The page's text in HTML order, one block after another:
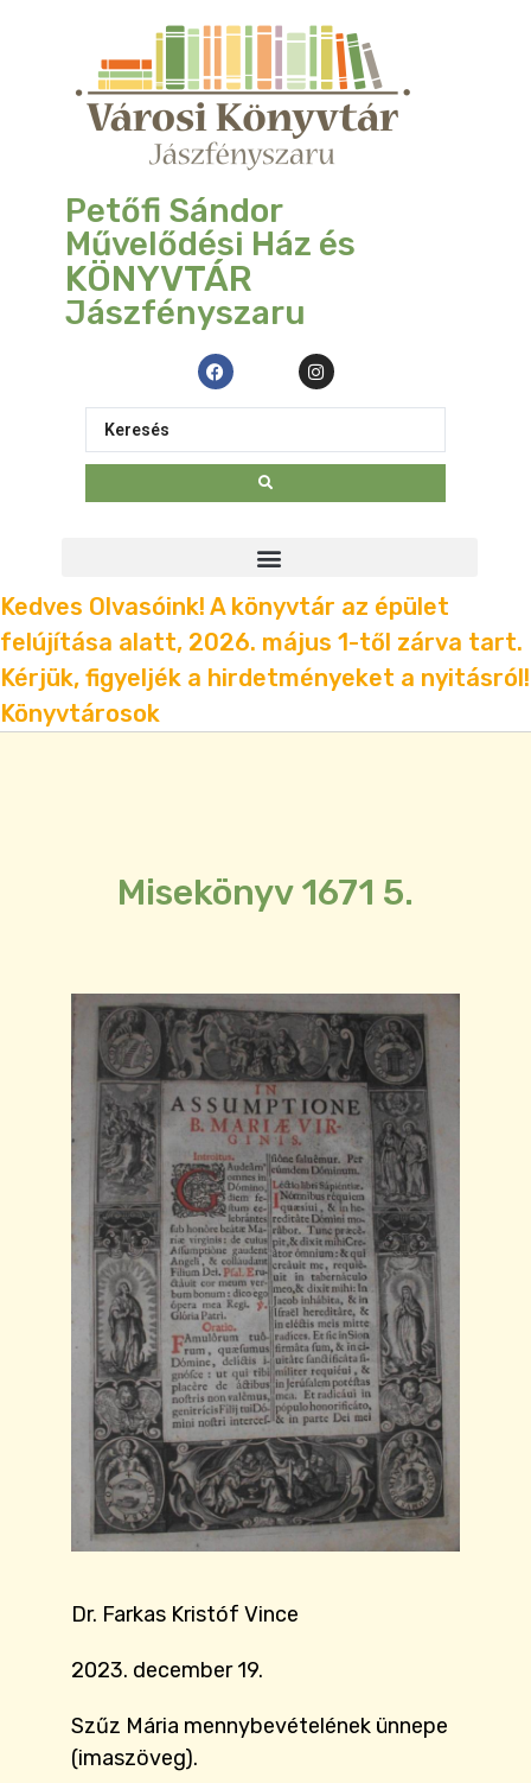
Petőfi Sándor
Művelődési Ház és
KÖNYVTÁR
Jászfényszaru
Kedves Olvasóink! A könyvtár az épület
felújítása alatt, 2026. május 1-től zárva tart.
Kérjük, figyeljék a hirdetményeket a nyitásról!
Könyvtárosok
Misekönyv 1671 5.
Dr. Farkas Kristóf Vince
2023. december 19.
Szűz Mária mennybevételének ünnepe
(imaszöveg).